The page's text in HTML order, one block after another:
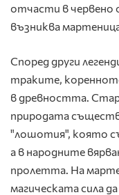
отчасти в
възниква
Според други
траките,
в древността.
природата
"лошотия", която
а в народните
пролетта. На
магическата сила